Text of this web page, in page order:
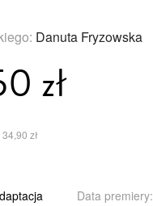
Danuta Fryzowska
zł
zł
Data premiery: